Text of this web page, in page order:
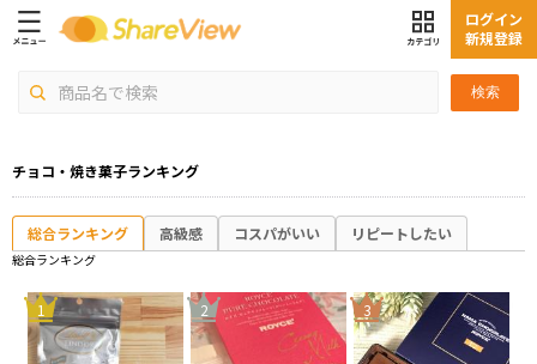
検索
ログイン
新規登録
チョコ・焼き菓子ランキング
総合ランキング 高級感 コスパがいい リピートしたい
総合ランキング
1 2 3